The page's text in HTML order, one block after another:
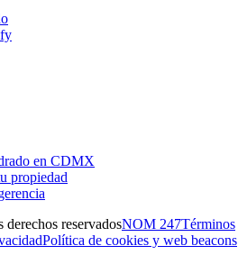
en CDMX
propiedad
reservadosNOM 247Términos
Política de cookies y web beacons